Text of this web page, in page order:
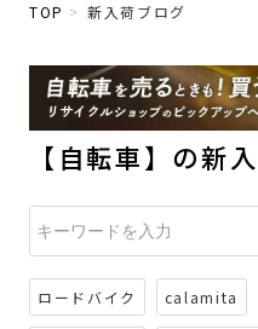
TOP 新入荷ブログ
【自転車】の新
ロードバイク calamita